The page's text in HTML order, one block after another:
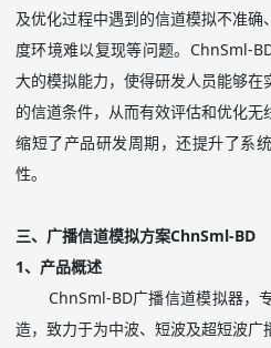
及优化过程中遇到的信道模拟不准
度环境难以复现等问题。 ChnSml-
大的模拟能力，使得研发人员能够
的信道条件，从而有效评估和优化
缩短了产品研发周期，还提升了系
性。
三、广播信道模拟方案ChnSml-BD
1、产品概述
ChnSml-BD广播信道模拟器，
造，致力于为中波、短波及超短波